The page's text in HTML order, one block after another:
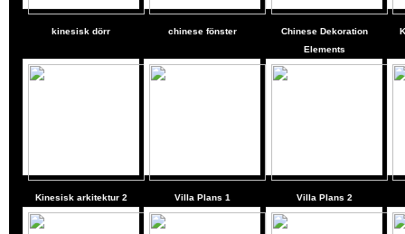
kinesisk dörr chinese fönster
Chinese Dekoration
Elements
Kinesisk arkitektur 2 Villa Plans 1 Villa Plans 2